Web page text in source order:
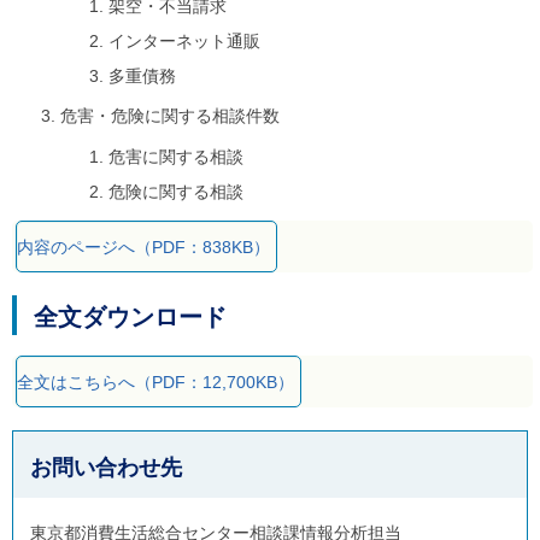
架空・不当請求
インターネット通販
多重債務
危害・危険に関する相談件数
危害に関する相談
危険に関する相談
内容のページへ（PDF：838KB）
全文ダウンロード
全文はこちらへ（PDF：12,700KB）
お問い合わせ先
東京都消費生活総合センター相談課情報分析担当